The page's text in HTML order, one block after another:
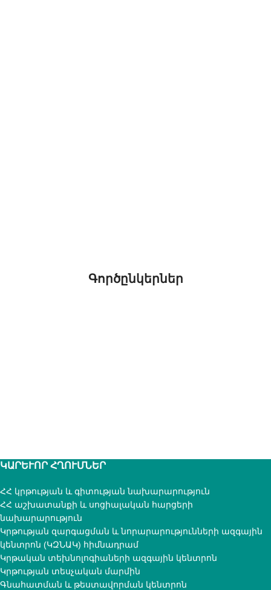
Գործընկերներ
ԿԱՐԵՒՈՐ ՀՂՈՒՄՆԵՐ
ՀՀ կրթության և գիտության նախարարություն
ՀՀ աշխատանքի և սոցիալական հարցերի
նախարարություն
Կրթության զարգացման և նորարարությունների ազգային
կենտրոն (ԿԶՆԱԿ) հիմնադրամ
Կրթական տեխնոլոգիաների ազգային կենտրոն
Կրթության տեսչական մարմին
Գնահատման և թեստավորման կենտրոն